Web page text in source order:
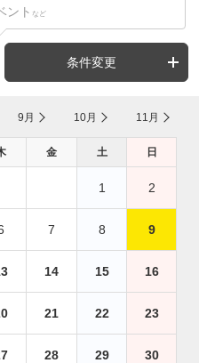
ント など
条件変更
9月 10月 11月
金 土 日
1 2
7 8 9
14 15 16
21 22 23
28 29 30